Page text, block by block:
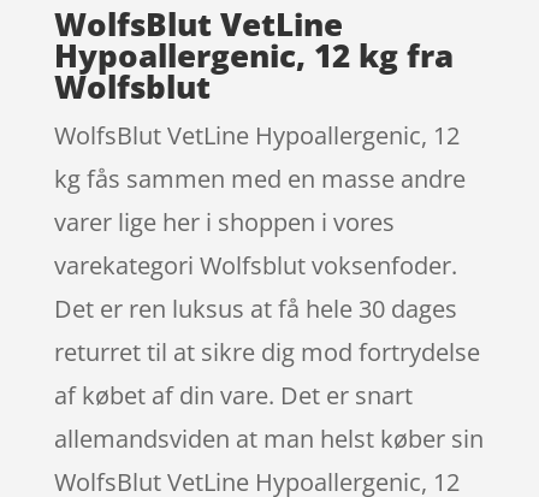
WolfsBlut VetLine
Hypoallergenic, 12 kg fra
Wolfsblut
WolfsBlut VetLine Hypoallergenic, 12
kg fås sammen med en masse andre
varer lige her i shoppen i vores
varekategori Wolfsblut voksenfoder.
Det er ren luksus at få hele 30 dages
returret til at sikre dig mod fortrydelse
af købet af din vare. Det er snart
allemandsviden at man helst køber sin
WolfsBlut VetLine Hypoallergenic, 12